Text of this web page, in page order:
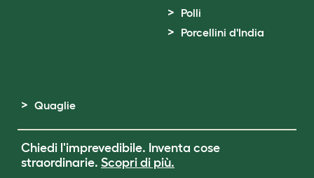
Polli
Porcellini d'India
Quaglie
Chiedi l'imprevedibile. Inventa cose
straordinarie. Scopri di più.